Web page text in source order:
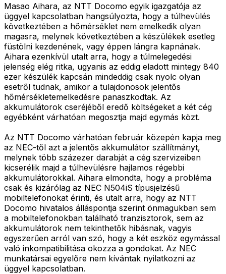
Masao Aihara, az NTT Docomo egyik igazgatója az
üggyel kapcsolatban hangsúlyozta, hogy a túlhevülés
következtében a hőmérséklet nem emelkedik olyan
magasra, melynek következtében a készülékek esetleg
füstölni kezdenének, vagy éppen lángra kapnának.
Aihara ezenkívül utalt arra, hogy a túlmelegedési
jelenség elég ritka, ugyanis az eddig eladott mintegy 840
ezer készülék kapcsán mindeddig csak nyolc olyan
esetről tudnak, amikor a tulajdonosok jelentős
hőmérsékletemelkedésre panaszkodtak. Az
akkumulátorok cseréjéből eredő költségeket a két cég
egyébként várhatóan megosztja majd egymás közt.
Az NTT Docomo várhatóan február közepén kapja meg
az NEC-től azt a jelentős akkumulátor szállítmányt,
melynek több százezer darabját a cég szervizeiben
kicserélik majd a túlhevülésre hajlamos régebbi
akkumulátorokkal. Aihara elmondta, hogy a probléma
csak és kizárólag az NEC N504iS típusjelzésű
mobiltelefonokat érinti, és utalt arra, hogy az NTT
Docomo hivatalos álláspontja szerint önmagukban sem
a mobiltelefonokban található tranzisztorok, sem az
akkumulátorok nem tekinthetők hibásnak, vagyis
egyszerűen arról van szó, hogy a két eszköz egymással
való inkompatibilitása okozza a gondokat. Az NEC
munkatársai egyelőre nem kívántak nyilatkozni az
üggyel kapcsolatban.